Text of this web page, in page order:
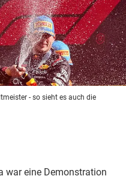
- so sieht es auch die
war eine Demonstration